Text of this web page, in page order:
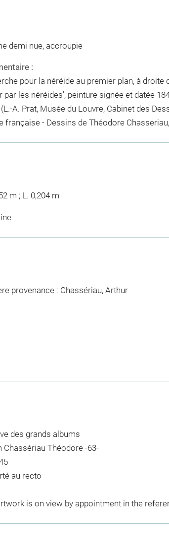
demi nue, accroupie
:
pour la néréide au premier plan, à droite
par les néréides', peinture signée et datée
A. Prat, Musée du Louvre, Cabinet des
française - Dessins de Théodore
m ; L. 0,204 m
provenance : Chassériau, Arthur
des grands albums
Chassériau Théodore -63-
au recto
is on view by appointment in the